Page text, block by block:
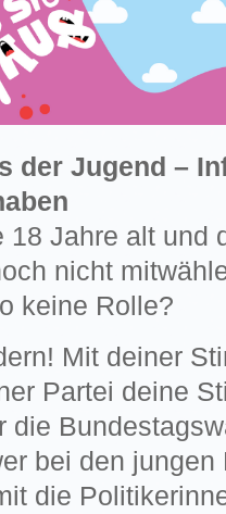
der Jugend –
18 Jahre alt und
nicht
keine Rolle?
Mit deiner
Partei deine
die
bei den
die